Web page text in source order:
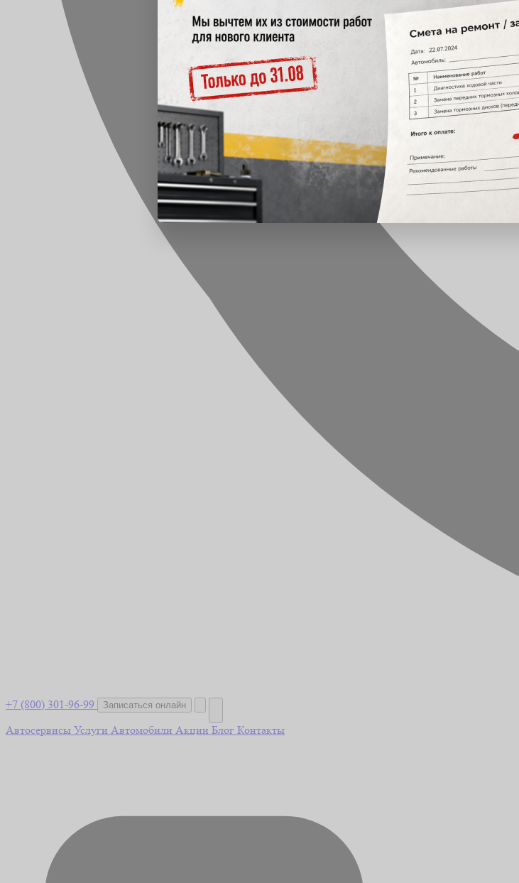
+7 (800) 301-96-99 Записаться онлайн
Автосервисы Услуги Автомобили Акции Блог Контакты